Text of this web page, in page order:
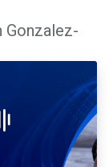
Gonzalez-